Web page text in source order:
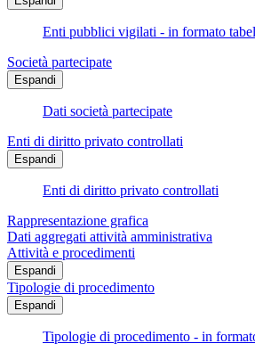
Enti pubblici vigilati - in formato
Società partecipate
Espandi
Dati società partecipate
Enti di diritto privato controllati
Espandi
Enti di diritto privato controllati
Rappresentazione grafica
Dati aggregati attività amministrativa
Attività e procedimenti
Espandi
Tipologie di procedimento
Espandi
Tipologie di procedimento - in